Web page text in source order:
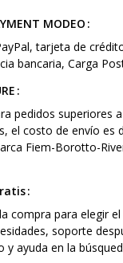
MODEO
tarjeta de
bancaria, Carga
pedidos superiores
el costo de envío es
Fiem-Borotto-
compra para elegir
soporte
y ayuda en la